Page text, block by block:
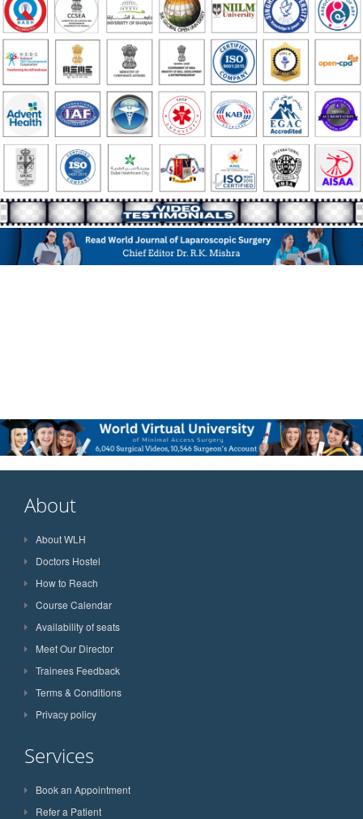
About
About WLH
Doctors Hostel
How to Reach
Course Calendar
Availability of seats
Meet Our Director
Trainees Feedback
Terms & Conditions
Privacy policy
Services
Book an Appointment
Refer a Patient